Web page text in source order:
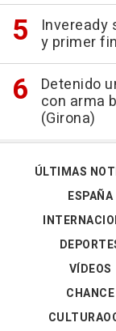
Inveready
y primer
Detenido
con arma
(Girona)
ÚLTIMAS
ESPAÑA
VÍDEOS
CHANCE